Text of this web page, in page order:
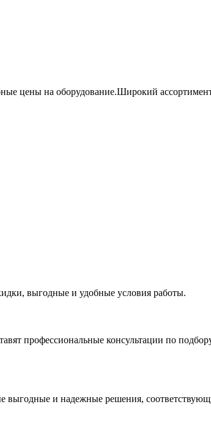
цены на оборудование.Широкий
выгодные и удобные условия работы.
профессиональные консультации по
выгодные и надежные решения,